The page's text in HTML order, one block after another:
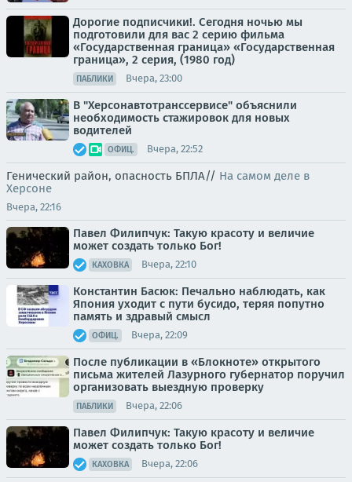
Дорогие подписчики!. Сегодня ночью мы
подготовили для вас 2 серию фильма
«Государственная граница» «Государственная
граница», 2 серия, (1980 год)
ПАБЛИКИ Вчера, 23:00
В "Херсонавтотранссервисе" объяснили
необходимость стажировок для новых
водителей
ОФИЦ. Вчера, 22:52
Генический район, опасность БПЛА// На самом деле в
Херсоне
Вчера, 22:16
Павел Филипчук: Такую красоту и величие
может создать только Бог!
КАХОВКА Вчера, 22:10
Константин Басюк: Печально наблюдать, как
Япония уходит с пути бусидо, теряя попутно
память и здравый смысл
ОФИЦ. Вчера, 22:09
После публикации в «Блокноте» открытого
письма жителей Лазурного губернатор поручил
организовать выездную проверку
ПАБЛИКИ Вчера, 22:06
Павел Филипчук: Такую красоту и величие
может создать только Бог!
КАХОВКА Вчера, 22:06